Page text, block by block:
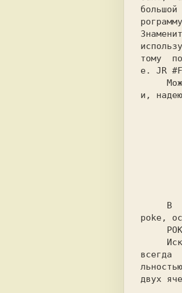
тому
е. JR
и,
poke,
всегда
двух